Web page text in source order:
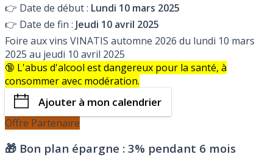
👉 Date de début : Lundi 10 mars 2025
👉 Date de fin : Jeudi 10 avril 2025
Foire aux vins VINATIS automne 2026 du lundi 10 mars
2025 au jeudi 10 avril 2025
🔞 L'abus d'alcool est dangereux pour la santé, à
consommer avec modération.
Ajouter à mon calendrier
Offre Partenaire
🎁 Bon plan épargne : 3% pendant 6 mois